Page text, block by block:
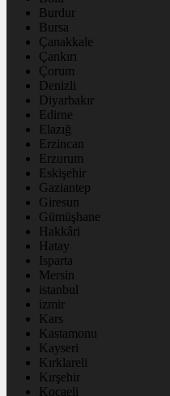
Burdur
Bursa
Çanakkale
Çankırı
Çorum
Denizli
Diyarbakır
Edirne
Elazığ
Erzincan
Erzurum
Eskişehir
Gaziantep
Giresun
Gümüşhane
Hakkâri
Hatay
Isparta
Mersin
istanbul
izmir
Kars
Kastamonu
Kayseri
Kırklareli
Kırşehir
Kocaeli